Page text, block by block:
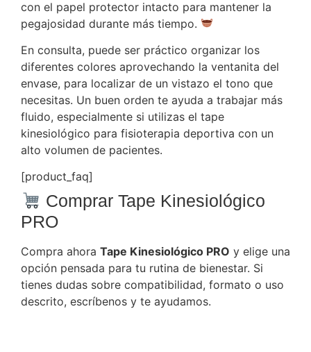
con el papel protector intacto para mantener la
pegajosidad durante más tiempo.
En consulta, puede ser práctico organizar los
diferentes colores aprovechando la ventanita del
envase, para localizar de un vistazo el tono que
necesitas. Un buen orden te ayuda a trabajar más
fluido, especialmente si utilizas el tape
kinesiológico para fisioterapia deportiva con un
alto volumen de pacientes.
[product_faq]
Comprar Tape Kinesiológico
PRO
Compra ahora Tape Kinesiológico PRO y elige una
opción pensada para tu rutina de bienestar. Si
tienes dudas sobre compatibilidad, formato o uso
descrito, escríbenos y te ayudamos.